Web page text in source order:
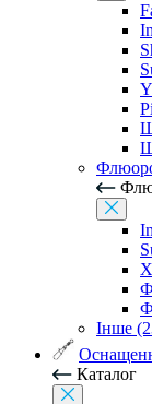
Інше
Каталог